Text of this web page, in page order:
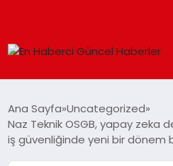
SPOR
Ana Sayfa Uncategorized
Naz Teknik OSGB, yapay zeka
iş güvenliğinde yeni bir dönem